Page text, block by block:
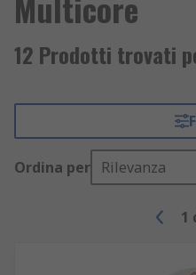
12 Prodotti trovati
Ordina per Rilevanza
1